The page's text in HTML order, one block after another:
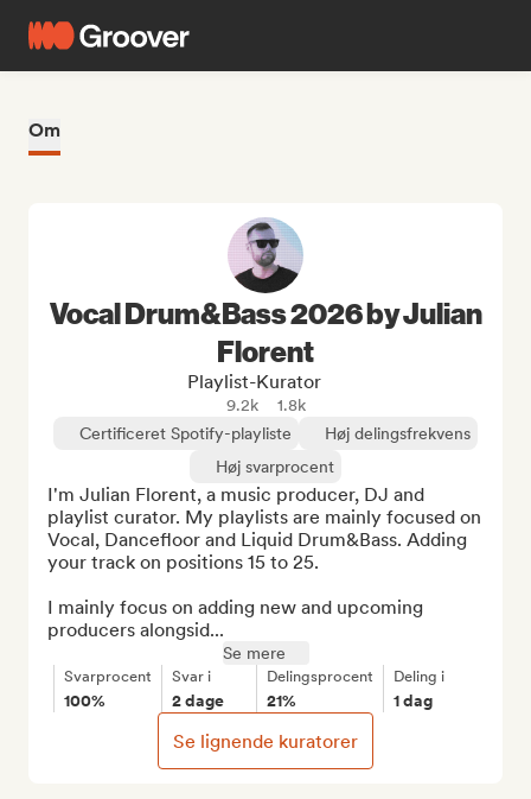
Om
Vocal Drum&Bass 2026 by Julian
Florent
Playlist-Kurator
9.2k
1.8k
Certificeret Spotify-playliste
Høj delingsfrekvens
Høj svarprocent
I'm Julian Florent, a music producer, DJ and
playlist curator. My playlists are mainly focused on
Vocal, Dancefloor and Liquid Drum&Bass. Adding
your track on positions 15 to 25.
I mainly focus on adding new and upcoming
producers alongsid...
Se mere
Svarprocent
100%
Svar i
2 dage
Delingsprocent
21%
Deling i
1 dag
Se lignende kuratorer